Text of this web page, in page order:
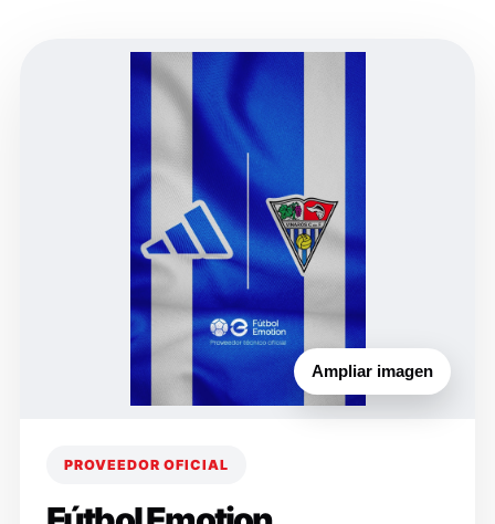
Ampliar imagen
PROVEEDOR OFICIAL